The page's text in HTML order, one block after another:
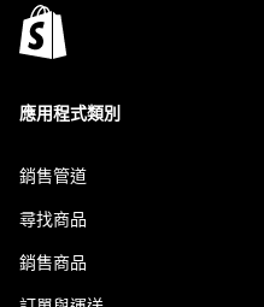
應用程式類別
銷售管道
尋找商品
銷售商品